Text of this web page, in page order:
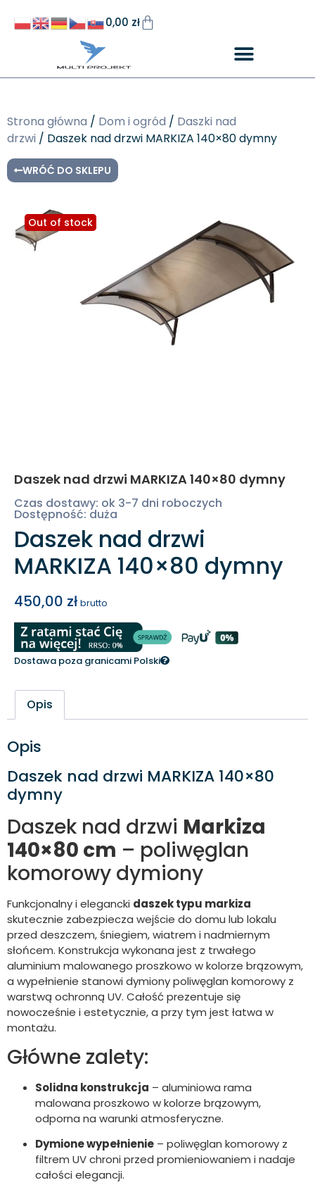
0,00 zł
Strona główna / Dom i ogród / Daszki nad
drzwi / Daszek nad drzwi MARKIZA 140×80 dymny
WRÓĆ DO SKLEPU
Out of stock
Out of stock
Daszek nad drzwi MARKIZA 140×80 dymny
Czas dostawy: ok 3-7 dni roboczych
Dostępność: duża
Daszek nad drzwi
MARKIZA 140×80 dymny
450,00 zł brutto
Dostawa poza granicami Polski
Opis
Opis
Daszek nad drzwi MARKIZA 140×80
dymny
Daszek nad drzwi Markiza
140×80 cm – poliwęglan
komorowy dymiony
Funkcjonalny i elegancki daszek typu markiza
skutecznie zabezpiecza wejście do domu lub lokalu
przed deszczem, śniegiem, wiatrem i nadmiernym
słońcem. Konstrukcja wykonana jest z trwałego
aluminium malowanego proszkowo w kolorze brązowym,
a wypełnienie stanowi dymiony poliwęglan komorowy z
warstwą ochronną UV. Całość prezentuje się
nowocześnie i estetycznie, a przy tym jest łatwa w
montażu.
Główne zalety:
Solidna konstrukcja – aluminiowa rama
malowana proszkowo w kolorze brązowym,
odporna na warunki atmosferyczne.
Dymione wypełnienie – poliwęglan komorowy z
filtrem UV chroni przed promieniowaniem i nadaje
całości elegancji.